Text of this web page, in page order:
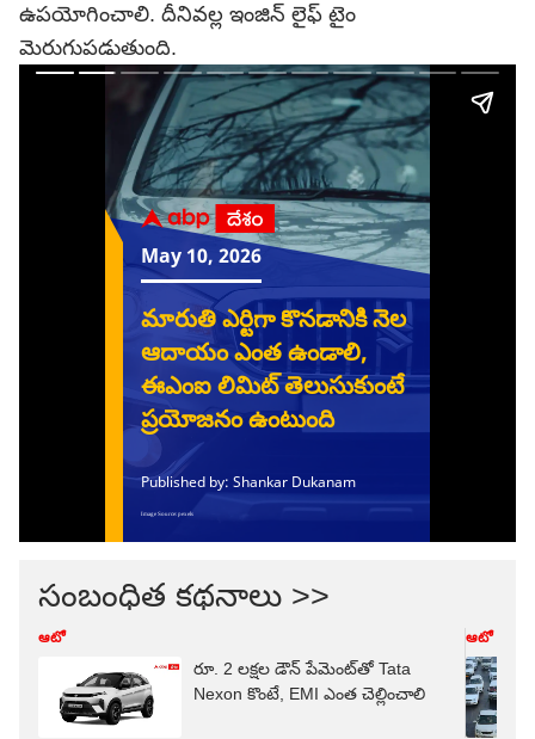
ఉపయోగించాలి. దీనివల్ల ఇంజిన్ లైఫ్ టైం
మెరుగుపడుతుంది.
సంబంధిత కథనాలు >>
ఆటో
రూ. 2 లక్షల డౌన్ పేమెంట్‌తో Tata
Nexon కొంటే, EMI ఎంత చెల్లించాలి
ఆటో